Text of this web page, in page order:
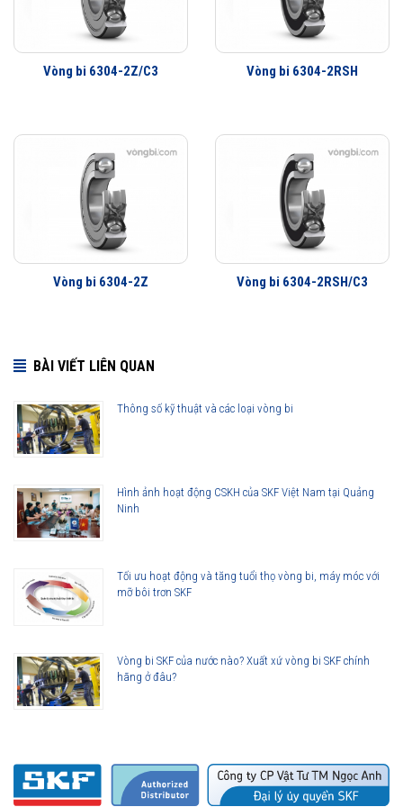
Ít rung động hơn
Tuổi thọ vòng bi cao hơn
Khả năng che chắn tốt hơn
thế hệ vòng bi SKF trước đây, bởi vậy ở cùng tốc độ nhưng nhiệt độ của
vòng bi SKF Explorer thấp hơn rất nhiều. Tính năng này làm giảm nhu
Tuổi thọ của vòng bi SKF 6304 thế hệ Explorer bền bỉ hơn rất nhiều so
với các hãng vòng bi khác trên thị trường, điều này đã được hàng triệu
khách hàng khắp nơi trên toàn thế giới kiểm chứng.
Vòng bi 6304-2Z/C3 Vòng bi 6304-2RSH
Vòng bi 6304-2Z Vòng bi 6304-2RSH/C3
BÀI VIẾT LIÊN QUAN
Thông số kỹ thuật và các loại vòng bi
Hình ảnh hoạt động CSKH của SKF Việt Nam tại Quảng
Ninh
Tối ưu hoạt động và tăng tuổi thọ vòng bi, máy móc với
mỡ bôi trơn SKF
Vòng bi SKF của nước nào? Xuất xứ vòng bi SKF chính
hãng ở đâu?